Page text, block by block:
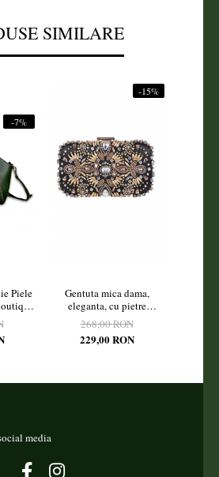
SIMILARE
-7%
Piele
-15%
Gentuta mica dama,
eleganta, cu pietre
multicolore, clutch,
155x90x40mm
268,00 RON
229,00 RON
media